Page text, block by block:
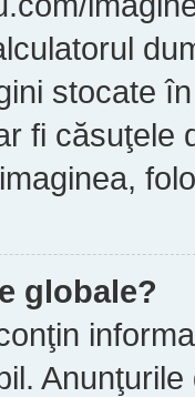
stocate
fi căsuţele
globale?